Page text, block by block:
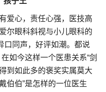
爱心，责任心强，医技高
尔眼科斜视与小儿眼科的
口同声，好评如潮。都说
如今这样一个医患关系“剑
到如此多的褒奖实属莫大
伯伯”是怎样的一位医生